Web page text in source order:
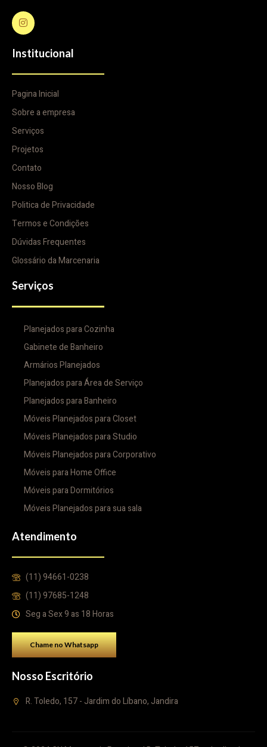
Institucional
Pagina Inicial
Sobre a empresa
Serviços
Projetos
Contato
Nosso Blog
Politica de Privacidade
Termos e Condições
Dúvidas Frequentes
Glossário da Marcenaria
Serviços
Planejados para Cozinha
Gabinete de Banheiro
Armários Planejados
Planejados para Área de Serviço
Planejados para Banheiro
Móveis Planejados para Closet
Móveis Planejados para Studio
Móveis Planejados para Corporativo
Móveis para Home Office
Móveis para Dormitórios
Móveis Planejados para sua sala
Atendimento
(11) 94661-0238
(11) 97685-1248
Seg a Sex 9 as 18 Horas
Chame no Whatsapp
Nosso Escritório
R. Toledo, 157 - Jardim do Líbano, Jandira